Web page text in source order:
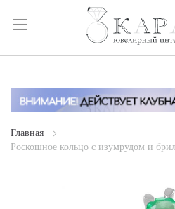
Skip
Content
Главная
Роскошное кольцо с изумрудом и